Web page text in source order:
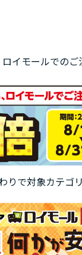
ロイモールでの
りで対象カテゴ